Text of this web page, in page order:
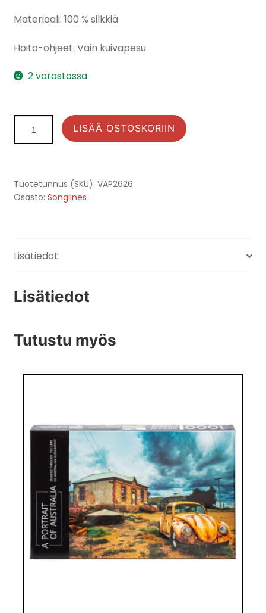
Materiaali: 100 % silkkiä
Hoito-ohjeet: Vain kuivapesu
2 varastossa
Minyipuru
määrä
LISÄÄ OSTOSKORIIN
Tuotetunnus (SKU): VAP2626
Osasto: Songlines
Lisätiedot
Lisätiedot
Tutustu myös